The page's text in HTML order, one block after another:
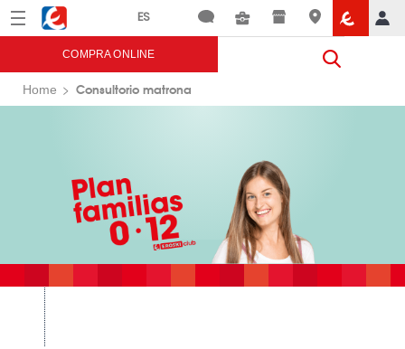
Menú Eroski
COMPRA ONLINE
Home Consultorio matrona